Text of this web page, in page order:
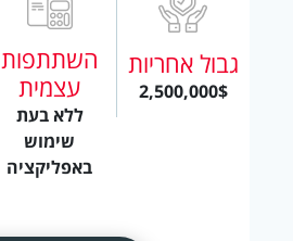
גבול אחריות
2,500,000$
השתתפות
עצמית
ללא בעת
שימוש
באפליקציה